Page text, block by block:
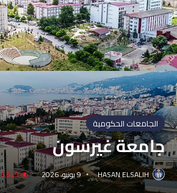
الجامعات الحكومية
جامعة غيرسون
HASAN ELSALIH 9 يونيو، 2026 5٬549